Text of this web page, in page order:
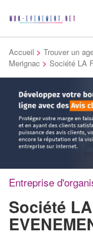
Accueil > Trouver un
Merignac > Société LA
Entreprise
Société